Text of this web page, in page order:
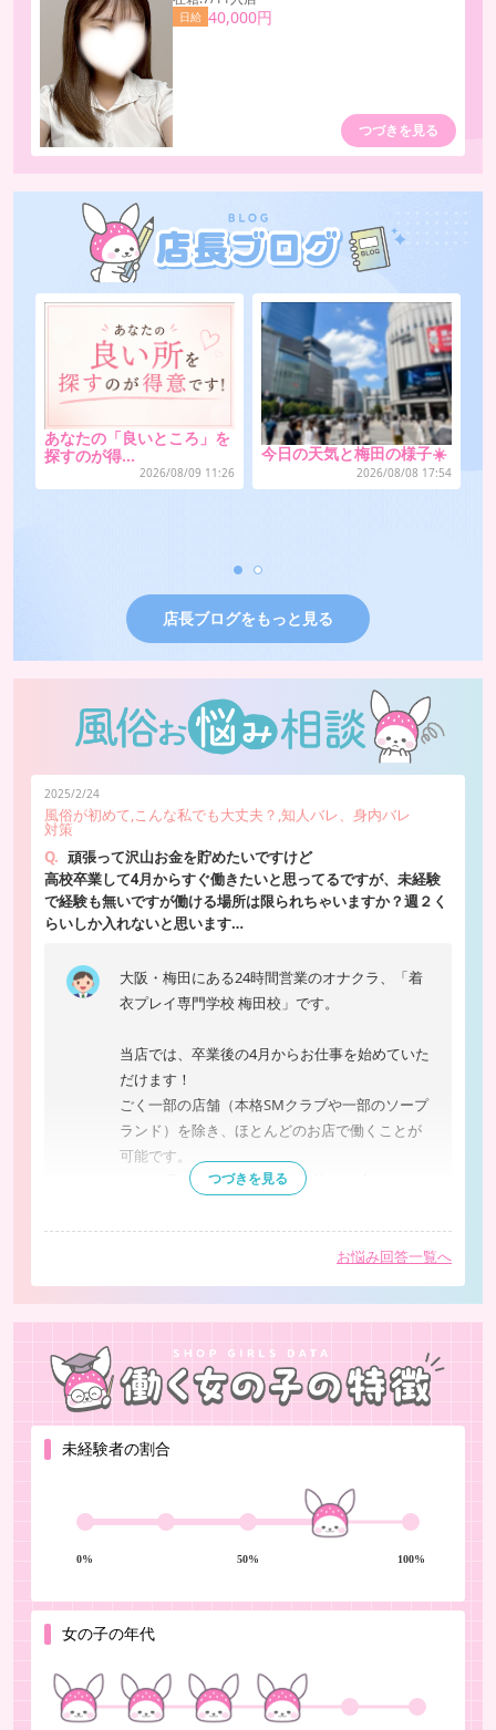
日給 40,000円
つづきを見る
あなたの「良いところ」を
探すのが得…
2026/08/09 11:26
今日の天気と梅田の様子☀️
2026/08/08 17:54
店長ブログをもっと見る
2025/2/24
風俗が初めて,こんな私でも大丈夫？,知人バレ、身内バレ
対策
Q. 頑張って沢山お金を貯めたいですけど
高校卒業して4月からすぐ働きたいと思ってるですが、未経験
で経験も無いですが働ける場所は限られちゃいますか？週２く
らいしか入れないと思います…
大阪・梅田にある24時間営業のオナクラ、「着
衣プレイ専門学校 梅田校」です。
当店では、卒業後の4月からお仕事を始めていた
だけます！
ごく一部の店舗（本格SMクラブや一部のソープ
ランド）を除き、ほとんどのお店で働くことが
可能です。
また、週2日からの勤務も大歓迎のお店がほとん
当店では、18歳から30代の女性が活躍していま
す。
在籍中のキャストの多くは、未経験からスター
少しでもお力になれれば幸いです。
つづきを見る
お悩み回答一覧へ
未経験者の割合
0% 50% 100%
女の子の年代